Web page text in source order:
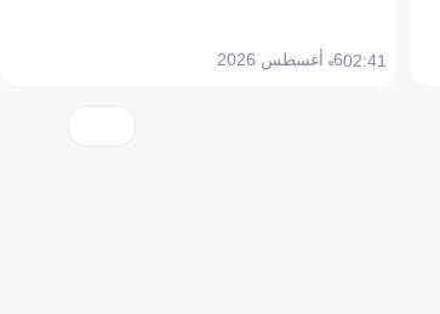
02:416 أغسطس 2026